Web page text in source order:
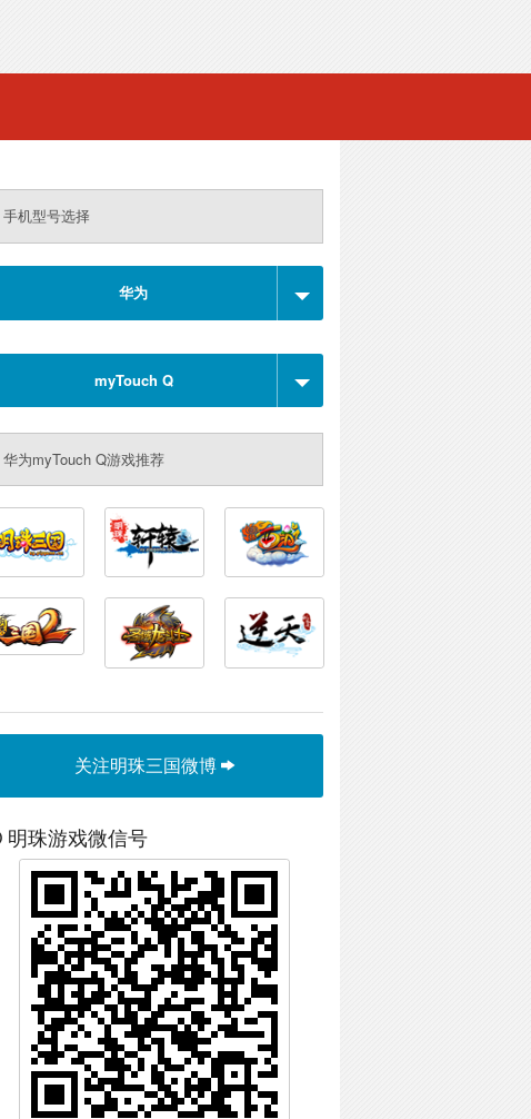
手机型号选择
华为
myTouch Q
华为myTouch Q游戏推荐
关注明珠三国微博
明珠游戏微信号